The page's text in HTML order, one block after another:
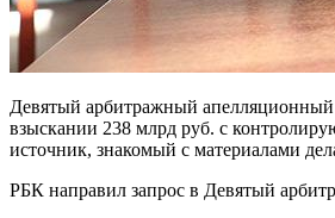
Девятый арбитражный апелляционный
взыскании 238 млрд руб. с
источник, знакомый с материалами
РБК направил запрос в Девятый